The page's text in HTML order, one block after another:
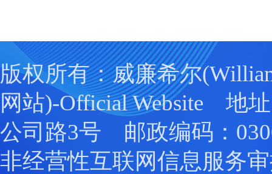
版权所有：威廉希尔
网站)-Official Website 地
公司路3号 邮政编码：
非经营性互联网信息服务